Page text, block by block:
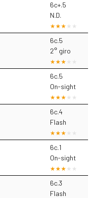
6c+.5
N.D.
6c.5
2° giro
6c.5
On-sight
6c.4
Flash
6c.1
On-sight
6c.3
Flash